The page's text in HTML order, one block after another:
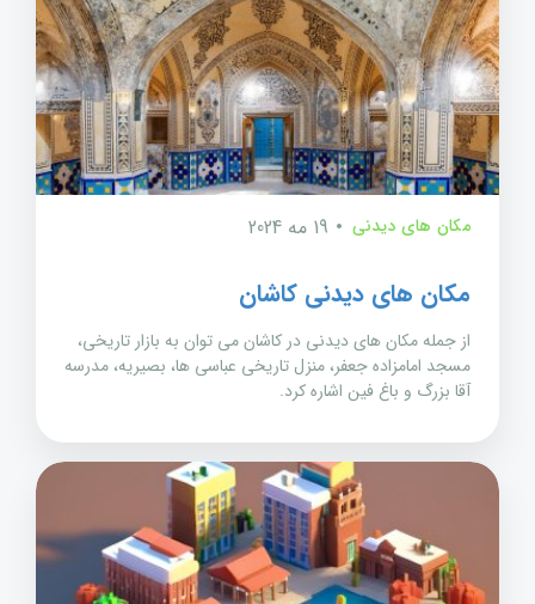
مکان های دیدنی 19 مه 2024
مکان های دیدنی کاشان
از جمله مکان های دیدنی در کاشان می توان به بازار تاریخی،
مسجد امامزاده جعفر، منزل تاریخی عباسی ها، بصیریه، مدرسه
آقا بزرگ و باغ فین اشاره کرد.